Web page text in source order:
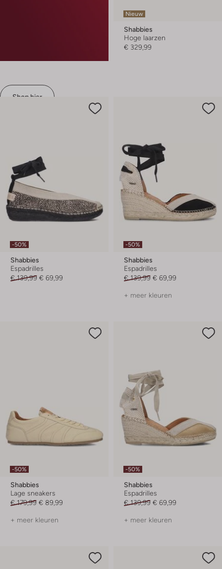
Shop hier
Nieuw
Shabbies
Hoge laarzen
€ 329,99
-50%
Shabbies
Espadrilles
€ 139,99 € 69,99
-50%
Shabbies
Espadrilles
€ 139,99 € 69,99
+ meer kleuren
-50%
Shabbies
Lage sneakers
€ 179,99 € 89,99
+ meer kleuren
-50%
Shabbies
Espadrilles
€ 139,99 € 69,99
+ meer kleuren